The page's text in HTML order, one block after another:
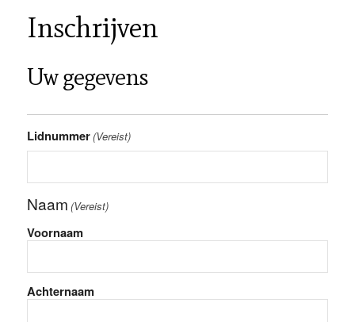
Inschrijven
Uw gegevens
Lidnummer(Vereist)
Naam (Vereist)
Voornaam
Achternaam